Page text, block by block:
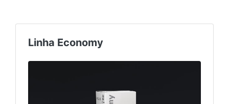
Linha Economy